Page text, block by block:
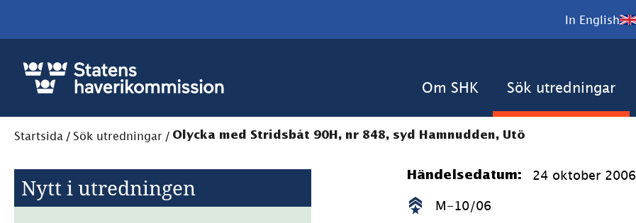
In English
Om SHK Sök utredningar
Startsida / Sök utredningar / Olycka med Stridsbåt 90H, nr 848, syd Hamnudden, Utö
Nytt i utredningen Händelsedatum: 24 oktober 2006
M-10/06